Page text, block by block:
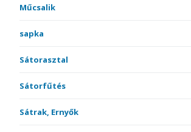
Műcsalik
sapka
Sátorasztal
Sátorfűtés
Sátrak, Ernyők